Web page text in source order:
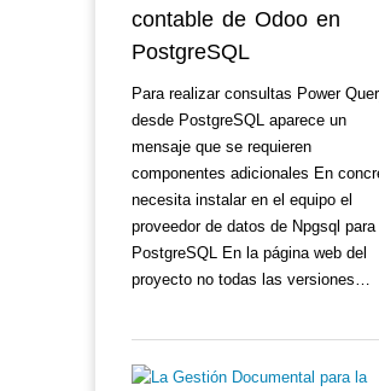
contable de Odoo en
PostgreSQL
Para realizar consultas Power
desde PostgreSQL aparece un
mensaje que se requieren
componentes adicionales En
necesita instalar en el equipo el
proveedor de datos de Npgsql para
PostgreSQL En la página web del
proyecto no todas las versiones…